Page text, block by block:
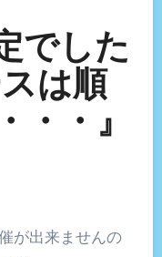
でした
は順
・・』